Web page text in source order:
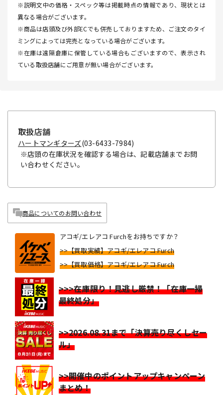
※説明文中の価格・スペック等は掲載時点の情報であり、現状とは
異なる場合がございます。
※商品は店頭及び外部ECでも併売しておりますため、ご注文のタイ
ミングによっては完売となっている場合がございます。
※在庫は遠隔倉庫に保管している場合もございますので、表示され
ている取扱店舗にご用意が無い場合がございます。
取扱店舗
ハートマンギターズ(03-6433-7984)
※店頭の在庫状況を確認する場合は、記載店舗までお問
い合わせください。
商品についてのお問い合わせ
アコギ/エレアコ Furchをお持ちですか？
>>【買取実績】アコギ/エレアコ Furch
>>【買取価格】アコギ/エレアコ Furch
>>>在庫限り！見逃し厳禁！「在庫一掃
最終処分」
>>2026.08.31まで「決算売り尽くしセー
ル」
>>開催中のポイントアップキャンペーン
まとめ！